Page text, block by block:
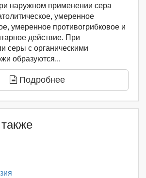
наружном применении сера
умеренное
умеренное противогрибковое и
действие. При
серы с органическими
образуются...
Подробнее